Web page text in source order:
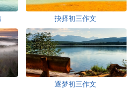
抉择初三作文
逐梦初三作文